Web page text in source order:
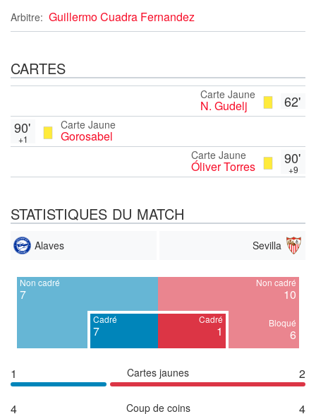
Arbitre: Guillermo Cuadra Fernandez
CARTES
62'
Carte Jaune
N. Gudelj
Carte Jaune
Gorosabel
90'
+1
90'
+9
Carte Jaune
Óliver Torres
STATISTIQUES DU MATCH
Alaves Sevilla
Non cadré
7
Cadré
7
Cadré
1
Non cadré
10
Bloqué
6
1 Cartes jaunes 2
4 Coup de coins 4